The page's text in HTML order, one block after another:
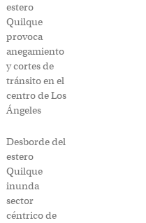
estero
Quilque
provoca
anegamiento
y cortes de
tránsito en el
centro de Los
Ángeles
Desborde del
estero
Quilque
inunda
sector
céntrico de